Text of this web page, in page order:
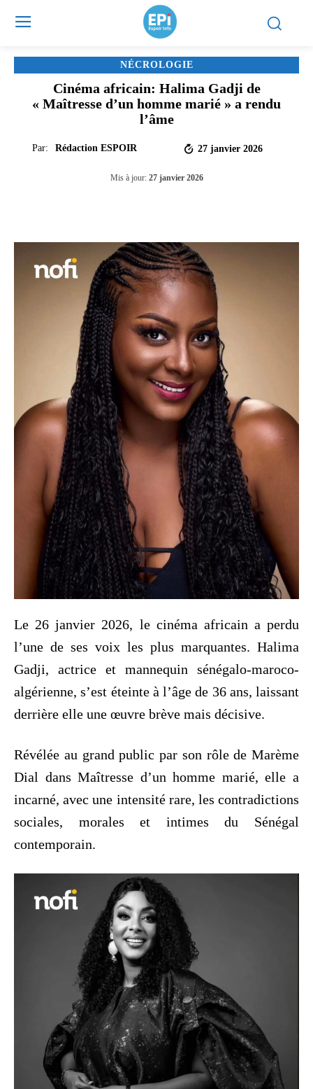
NÉCROLOGIE
Cinéma africain: Halima Gadji de
« Maîtresse d’un homme marié » a rendu
l’âme
Par: Rédaction ESPOIR 27 janvier 2026
Mis à jour: 27 janvier 2026
Le 26 janvier 2026, le cinéma africain a perdu
l’une de ses voix les plus marquantes. Halima
Gadji, actrice et mannequin sénégalo-maroco-
algérienne, s’est éteinte à l’âge de 36 ans, laissant
derrière elle une œuvre brève mais décisive.
Révélée au grand public par son rôle de Marème
Dial dans Maîtresse d’un homme marié, elle a
incarné, avec une intensité rare, les contradictions
sociales, morales et intimes du Sénégal
contemporain.